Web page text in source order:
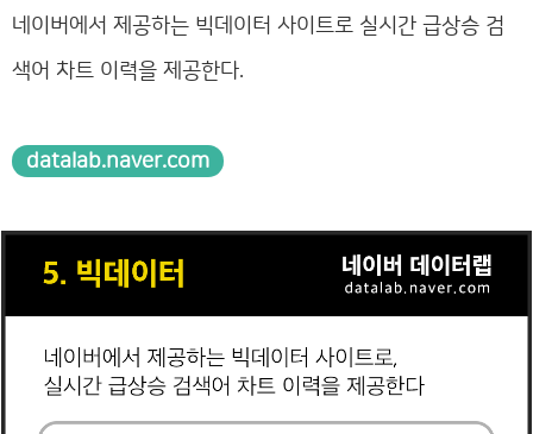
네이버에서 제공하는 빅데이터 사이트로 실시간 급상승 검
색어 차트 이력을 제공한다.
datalab.naver.com